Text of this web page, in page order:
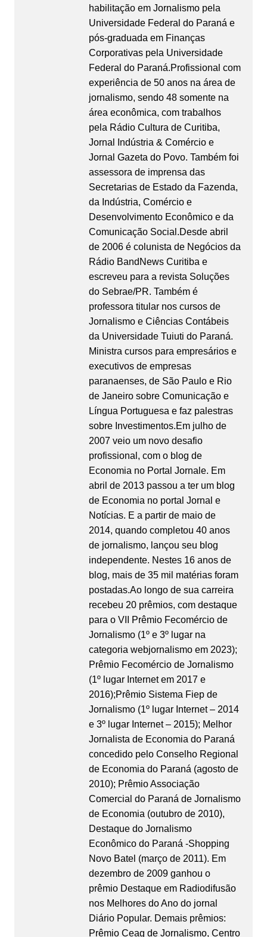
habilitação em Jornalismo pela
Universidade Federal do Paraná e
pós-graduada em Finanças
Corporativas pela Universidade
Federal do Paraná.Profissional com
experiência de 50 anos na área de
jornalismo, sendo 48 somente na
área econômica, com trabalhos
pela Rádio Cultura de Curitiba,
Jornal Indústria & Comércio e
Jornal Gazeta do Povo. Também foi
assessora de imprensa das
Secretarias de Estado da Fazenda,
da Indústria, Comércio e
Desenvolvimento Econômico e da
Comunicação Social.Desde abril
de 2006 é colunista de Negócios da
Rádio BandNews Curitiba e
escreveu para a revista Soluções
do Sebrae/PR. Também é
professora titular nos cursos de
Jornalismo e Ciências Contábeis
da Universidade Tuiuti do Paraná.
Ministra cursos para empresários e
executivos de empresas
paranaenses, de São Paulo e Rio
de Janeiro sobre Comunicação e
Língua Portuguesa e faz palestras
sobre Investimentos.Em julho de
2007 veio um novo desafio
profissional, com o blog de
Economia no Portal Jornale. Em
abril de 2013 passou a ter um blog
de Economia no portal Jornal e
Notícias. E a partir de maio de
2014, quando completou 40 anos
de jornalismo, lançou seu blog
independente. Nestes 16 anos de
blog, mais de 35 mil matérias foram
postadas.Ao longo de sua carreira
recebeu 20 prêmios, com destaque
para o VII Prêmio Fecomércio de
Jornalismo (1º e 3º lugar na
categoria webjornalismo em 2023);
Prêmio Fecomércio de Jornalismo
(1º lugar Internet em 2017 e
2016);Prêmio Sistema Fiep de
Jornalismo (1º lugar Internet – 2014
e 3º lugar Internet – 2015); Melhor
Jornalista de Economia do Paraná
concedido pelo Conselho Regional
de Economia do Paraná (agosto de
2010); Prêmio Associação
Comercial do Paraná de Jornalismo
de Economia (outubro de 2010),
Destaque do Jornalismo
Econômico do Paraná -Shopping
Novo Batel (março de 2011). Em
dezembro de 2009 ganhou o
prêmio Destaque em Radiodifusão
nos Melhores do Ano do jornal
Diário Popular. Demais prêmios:
Prêmio Ceag de Jornalismo, Centro